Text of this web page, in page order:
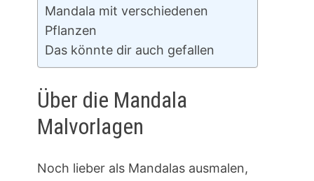
Mandala mit verschiedenen
Pflanzen
Das könnte dir auch gefallen
Über die Mandala
Malvorlagen
Noch lieber als Mandalas ausmalen,